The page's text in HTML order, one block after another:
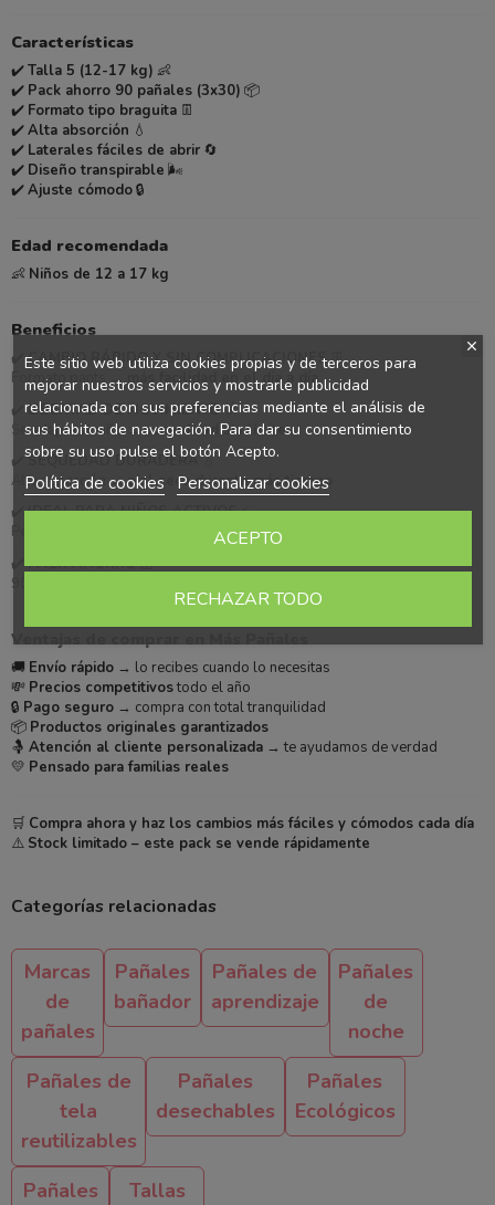
Características
✔️Talla 5 (12-17 kg) 👶
✔️ Pack ahorro 90 pañales (3x30) 📦
✔️ Formato tipo braguita👖
✔️Alta absorción 💧
✔️ Laterales fáciles de abrir🔄
✔️ Diseño transpirable 🌬️
✔️Ajuste cómodo🔒
Edad recomendada
👶 Niños de 12 a 17 kg
Beneficios
✔️CAMBIO RÁPIDO Y SIN COMPLICACIONES👖
Formato pants →más facilidad en el día a día
✔️LIBERTAD DE MOVIMIENTO🤸
Se adapta al niño →comodidad sin límites
✔️SEQUEDAD DURADERA💧
Alta absorción →piel seca durante más tiempo
✔️IDEAL PARA NIÑOS ACTIVOS⚡
Perfecto para moverse sin parar →máximo confort
✔️PACK AHORRO💰
90 pañales →
Ventajas de comprar en Más Pañales
🚚 Envío rápido→ lo recibes cuando lo necesitas
💸 Precios competitivostodo el año
🔒 Pago seguro→ compra con total tranquilidad
📦 Productos originales garantizados
🤱 Atención al cliente personalizada→ te ayudamos de verdad
💛 Pensado para familias reales
🛒 Compra ahora y haz los cambios más fáciles y cómodos cada día
⚠️ Stock limitado – este pack se vende rápidamente
Categorías relacionadas
Marcas
de
pañales
Pañales
bañador
Pañales de
aprendizaje
Pañales
de
noche
Pañales de
tela
reutilizables
Pañales
desechables
Pañales
Ecológicos
Pañales
Tallas
Este sitio web utiliza cookies propias y de terceros para
mejorar nuestros servicios y mostrarle publicidad
relacionada con sus preferencias mediante el análisis de
sus hábitos de navegación. Para dar su consentimiento
sobre su uso pulse el botón Acepto.
Política de cookies Personalizar cookies
RECHAZAR TODO
ACEPTO